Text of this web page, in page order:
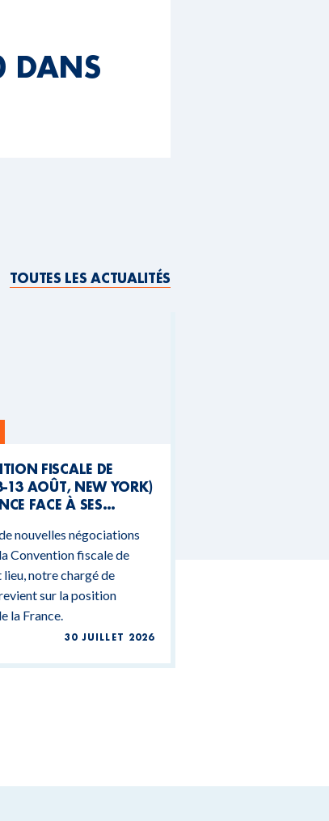
DANS
TOUTES LES ACTUALITÉS
FISCALE DE
13 AOÛT, NEW YORK)
FACE À SES
nouvelles négociations
Convention fiscale de
notre chargé de
sur la position
la France.
30 JUILLET 2026